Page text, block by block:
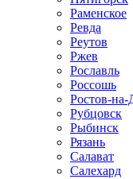
Раменское
Ревда
Реутов
Ржев
Рославль
Россошь
Ростов-
Рубцовск
Рыбинск
Рязань
Салават
Салехард